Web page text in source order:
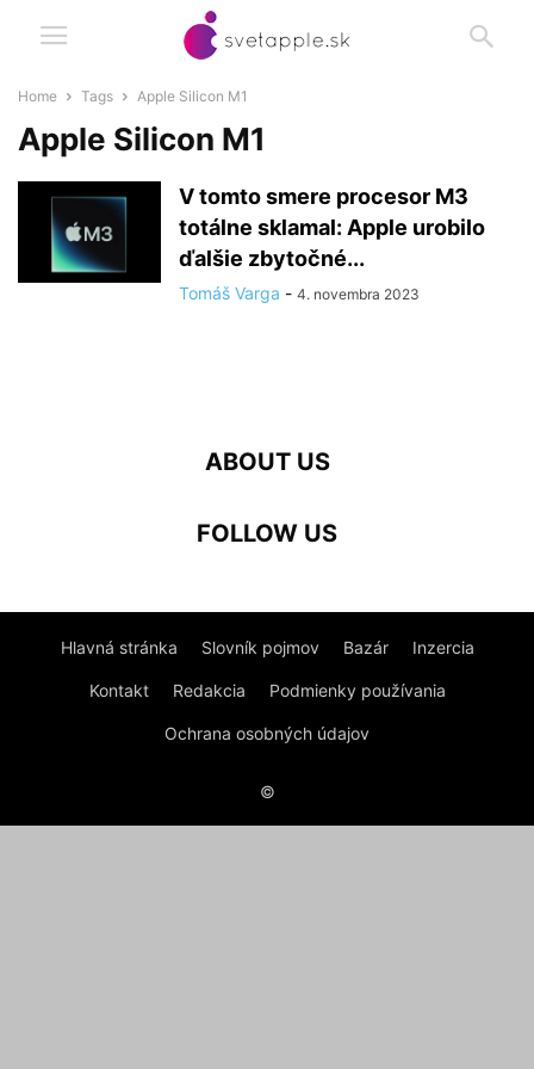
Home Tags Apple Silicon M1
Apple Silicon M1
V tomto smere procesor M3
totálne sklamal: Apple urobilo
ďalšie zbytočné...
Tomáš Varga - 4. novembra 2023
ABOUT US
FOLLOW US
Hlavná stránka Slovník pojmov Bazár Inzercia
Kontakt Redakcia Podmienky používania
Ochrana osobných údajov
©